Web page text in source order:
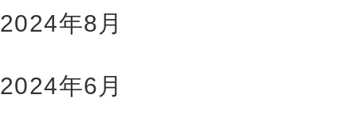
2024年8月
2024年6月